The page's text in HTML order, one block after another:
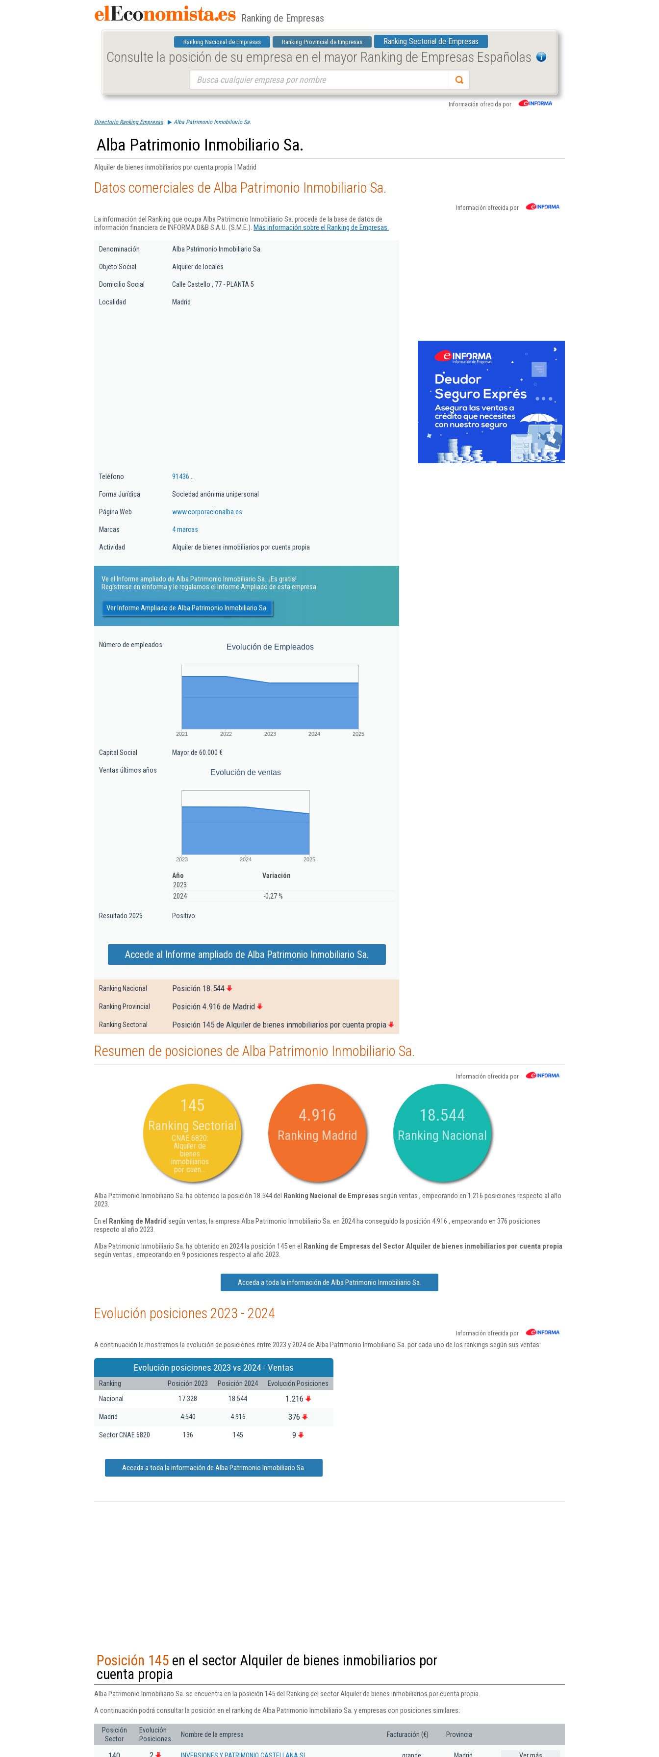
Ranking de Empresas
Ranking Nacional de Empresas Ranking Provincial de Empresas Ranking Sectorial de Empresas
Consulte la posición de su empresa en el mayor Ranking de Empresas Españolas
Información ofrecida por
Directorio Ranking Empresas Alba Patrimonio Inmobiliario Sa.
Alba Patrimonio Inmobiliario Sa.
Alquiler de bienes inmobiliarios por cuenta propia | Madrid
Datos comerciales de Alba Patrimonio Inmobiliario Sa.
Información ofrecida por
La información del Ranking que ocupa Alba Patrimonio Inmobiliario Sa. procede de la base de datos de
información financiera de INFORMA D&B S.A.U. (S.M.E.). Más información sobre el Ranking de Empresas.
Denominación Alba Patrimonio Inmobiliario Sa.
Objeto Social Alquiler de locales
Domicilio Social Calle Castello , 77 - PLANTA 5
Localidad Madrid
Teléfono 91436...
Forma Jurídica Sociedad anónima unipersonal
Página Web www.corporacionalba.es
Marcas 4 marcas
Actividad Alquiler de bienes inmobiliarios por cuenta propia
Ve el Informe ampliado de Alba Patrimonio Inmobiliario Sa.. ¡Es gratis!
Regístrese en eInforma y le regalamos el Informe Ampliado de esta empresa
Ver Informe Ampliado de Alba Patrimonio Inmobiliario Sa.
Número de empleados Evolución de Empleados
2021 2022 2023 2024 2025
Capital Social Mayor de 60.000 €
Ventas últimos años Evolución de ventas
2023 2024 2025
Año
Variación
2023
2024
-0,27 %
Resultado 2025 Positivo
Accede al Informe ampliado de Alba Patrimonio Inmobiliario Sa.
Ranking Nacional Posición 18.544
Ranking Provincial Posición 4.916 de Madrid
Ranking Sectorial Posición 145 de Alquiler de bienes inmobiliarios por cuenta propia
Resumen de posiciones de Alba Patrimonio Inmobiliario Sa.
Información ofrecida por
145
Ranking Sectorial
CNAE 6820:
Alquiler de
bienes
inmobiliarios
por cuen...
4.916
Ranking Madrid
18.544
Ranking Nacional
Alba Patrimonio Inmobiliario Sa. ha obtenido la posición 18.544 del Ranking Nacional de Empresassegún ventas , empeorando en 1.216 posiciones respecto al año
2023.
En el Ranking de Madrid según ventas, la empresa Alba Patrimonio Inmobiliario Sa. en 2024 ha conseguido la posición 4.916 , empeorando en 376 posiciones
respecto al año 2023.
Alba Patrimonio Inmobiliario Sa. ha obtenido en 2024 la posición 145 en el Ranking de Empresas del Sector Alquiler de bienes inmobiliarios por cuenta propia
según ventas , empeorando en 9 posiciones respecto al año 2023.
Acceda a toda la información de Alba Patrimonio Inmobiliario Sa.
Evolución posiciones 2023 - 2024
Información ofrecida por
A continuación le mostramos la evolución de posiciones entre 2023 y 2024 de Alba Patrimonio Inmobiliario Sa. por cada uno de los rankings según sus ventas:
Evolución posiciones 2023 vs 2024 - Ventas
Ranking Posición 2023 Posición 2024
Evolución Posiciones
Nacional
17.328 18.544 1.216
Madrid 4.540 4.916 376
Sector CNAE 6820 136 145 9
Acceda a toda la información de Alba Patrimonio Inmobiliario Sa.
Posición 145 en el sector Alquiler de bienes inmobiliarios por
cuenta propia
Alba Patrimonio Inmobiliario Sa. se encuentra en la posición 145 del Ranking del sector Alquiler de bienes inmobiliarios por cuenta propia.
A continuación podrá consultar la posición en el ranking de Alba Patrimonio Inmobiliario Sa. y empresas con posiciones similares:
Posición
Sector
Evolución
Posiciones
Nombre de la empresa Facturación (€) Provincia
2 INVERSIONES Y PATRIMONIO CASTELLANA SL grande Madrid Ver más